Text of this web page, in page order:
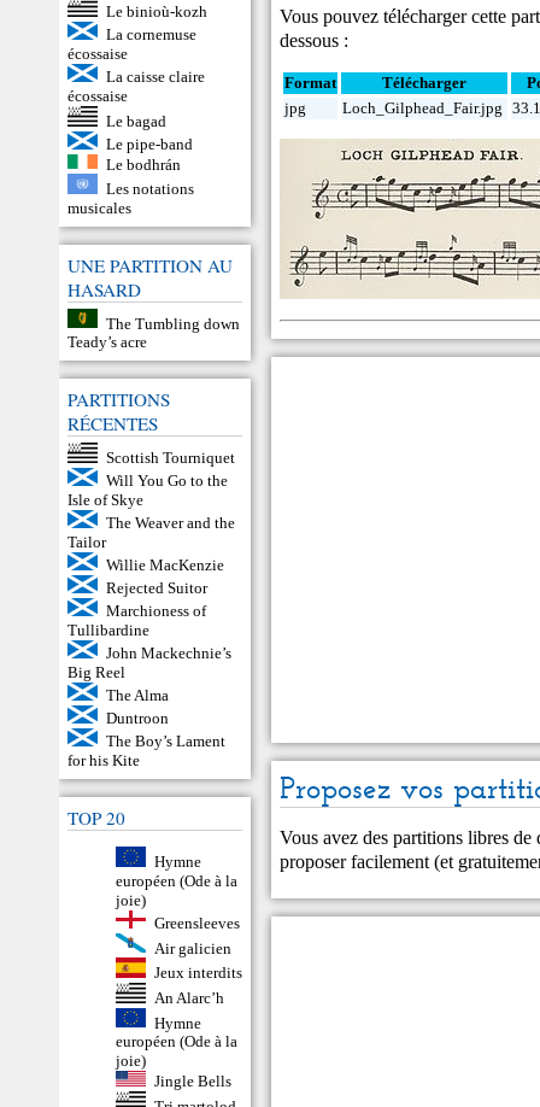
Le binioù-kozh
La cornemuse
écossaise
La caisse claire
écossaise
Le bagad
Le pipe-band
Le bodhrán
Les notations
musicales
UNE PARTITION AU
HASARD
The Tumbling down
Teady’s acre
PARTITIONS
RÉCENTES
Scottish Tourniquet
Will You Go to the
Isle of Skye
The Weaver and the
Tailor
Willie MacKenzie
Rejected Suitor
Marchioness of
Tullibardine
John Mackechnie’s
Big Reel
The Alma
Duntroon
The Boy’s Lament
for his Kite
TOP 20
Hymne
européen (Ode à la
joie)
Greensleeves
Air galicien
Jeux interdits
An Alarc’h
Hymne
européen (Ode à la
joie)
Jingle Bells
Vous pouvez télécharger cette
dessous :
Format Télécharger
jpg
Loch_Gilphead_Fair.jpg
Proposez vos
Vous avez des partitions libres
proposer facilement (et